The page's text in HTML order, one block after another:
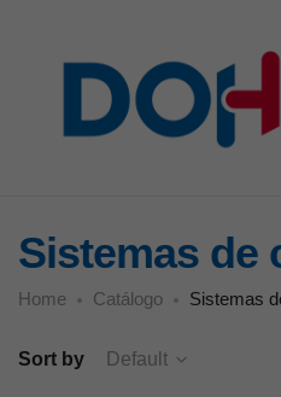
Sistemas de
Home Catálogo Sistemas
Sort by Default